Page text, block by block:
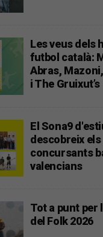
Les veus dels
futbol català:
Abras,
i The Gruixut’s
El Sona9
descobreix els
concursants
valencians
Tot a punt per
del Folk 2026